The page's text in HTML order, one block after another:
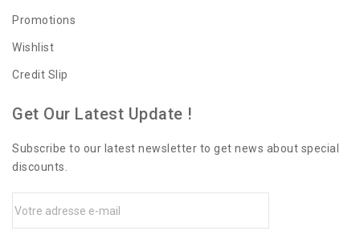
Promotions
Wishlist
Credit Slip
Get Our Latest Update !
Subscribe to our latest newsletter to get news about special
discounts.